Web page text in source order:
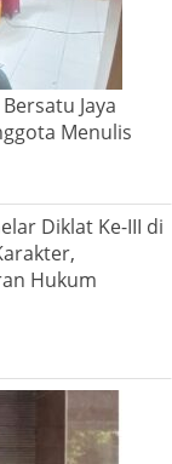
Jaya
Menulis
Diklat Ke-III di
Hukum